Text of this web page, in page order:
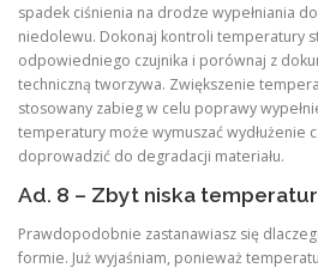
spadek ciśnienia na drodze wypełniania
niedolewu. Dokonaj kontroli temperatury
odpowiedniego czujnika i porównaj z
techniczną tworzywa. Zwiększenie
stosowany zabieg w celu poprawy
temperatury może wymuszać wydłużenie
doprowadzić do degradacji materiału.
Ad. 8 – Zbyt niska
Prawdopodobnie zastanawiasz się
formie. Już wyjaśniam, ponieważ